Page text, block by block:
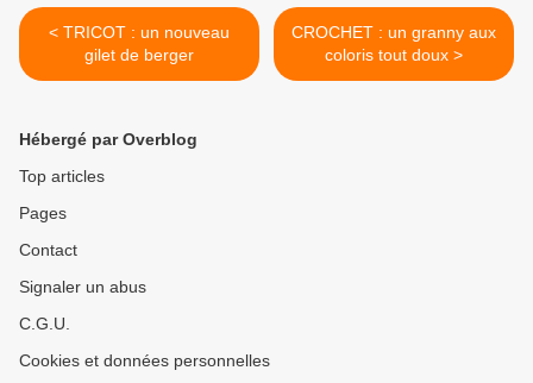
< TRICOT : un nouveau
gilet de berger
CROCHET : un granny aux
coloris tout doux >
Hébergé par Overblog
Top articles
Pages
Contact
Signaler un abus
C.G.U.
Cookies et données personnelles